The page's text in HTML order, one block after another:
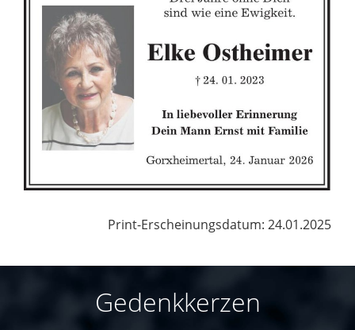
Print-Erscheinungsdatum: 24.01.2025
Gedenkkerzen